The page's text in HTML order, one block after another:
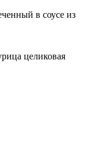
в соусе из
целиковая